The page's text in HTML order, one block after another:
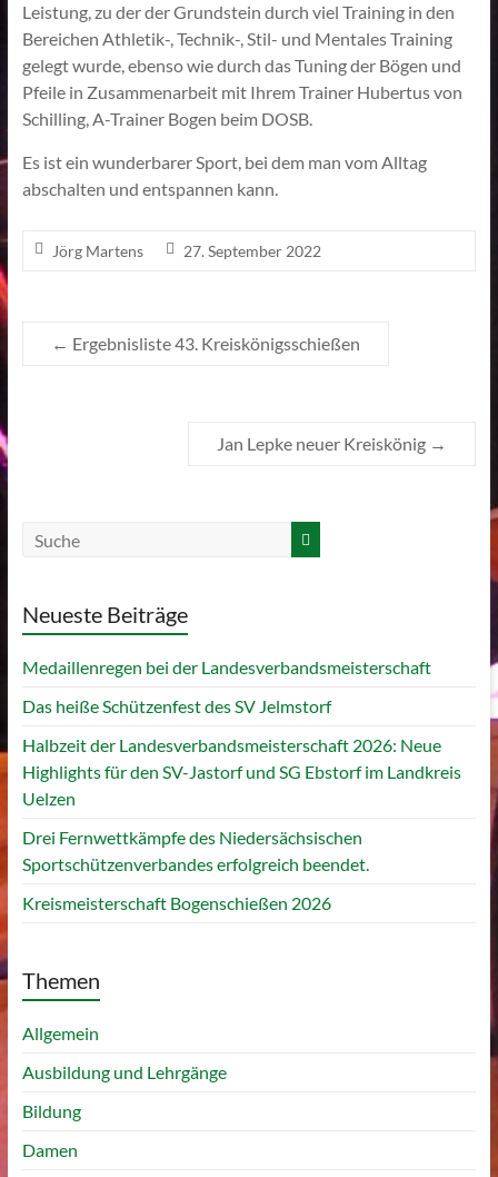
Leistung, zu der der Grundstein durch viel Training in den
Bereichen Athletik-, Technik-, Stil- und Mentales Training
gelegt wurde, ebenso wie durch das Tuning der Bögen und
Pfeile in Zusammenarbeit mit Ihrem Trainer Hubertus von
Schilling, A-Trainer Bogen beim DOSB.
Es ist ein wunderbarer Sport, bei dem man vom Alltag
abschalten und entspannen kann.
Jörg Martens 27. September 2022
← Ergebnisliste 43. Kreiskönigsschießen
Jan Lepke neuer Kreiskönig →
Neueste Beiträge
Medaillenregen bei der Landesverbandsmeisterschaft
Das heiße Schützenfest des SV Jelmstorf
Halbzeit der Landesverbandsmeisterschaft 2026: Neue
Highlights für den SV-Jastorf und SG Ebstorf im Landkreis
Uelzen
Drei Fernwettkämpfe des Niedersächsischen
Sportschützenverbandes erfolgreich beendet.
Kreismeisterschaft Bogenschießen 2026
Themen
Allgemein
Ausbildung und Lehrgänge
Bildung
Damen